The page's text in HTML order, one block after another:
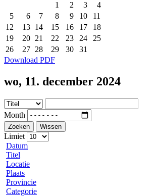
1
2 3
4
5
6 7 8 9 10
11
12
13 14 15 16 17
18
19
20 21 22 23 24
25
26
27 28 29 30
31
Download PDF
wo, 11. december 2024
Month
Zoeken Wissen
Limiet
Datum
Titel
Locatie
Plaats
Provincie
Categorie